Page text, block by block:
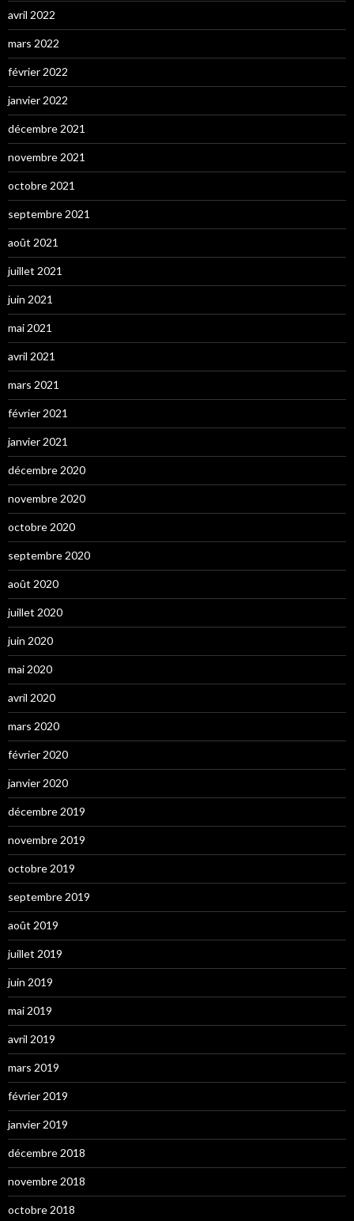
avril 2022
mars 2022
février 2022
janvier 2022
décembre 2021
novembre 2021
octobre 2021
septembre 2021
août 2021
juillet 2021
juin 2021
mai 2021
avril 2021
mars 2021
février 2021
janvier 2021
décembre 2020
novembre 2020
octobre 2020
septembre 2020
août 2020
juillet 2020
juin 2020
mai 2020
avril 2020
mars 2020
février 2020
janvier 2020
décembre 2019
novembre 2019
octobre 2019
septembre 2019
août 2019
juillet 2019
juin 2019
mai 2019
avril 2019
mars 2019
février 2019
janvier 2019
décembre 2018
novembre 2018
octobre 2018